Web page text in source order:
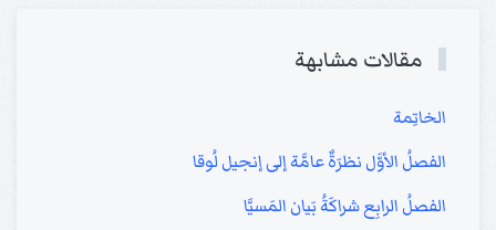
مقالات مشابهة
الخاتِمة
الفصلُ الأوَّل نظرَةٌ عامَّة إلى إنجيل لُوقا
الفصلُ الرابِع شراكَةُ بَيان المَسيَّا